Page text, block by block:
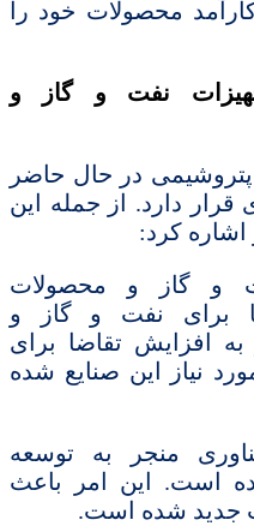
محصولات خود را
نفت و گاز و
پتروشیمی در حال حاضر
قرار دارد. از جمله این
اشاره کرد:
و گاز و محصولات
برای نفت و گاز و
افزایش تقاضا برای
نیاز این صنایع شده
منجر به توسعه
است. این امر باعث
جدید شده است.